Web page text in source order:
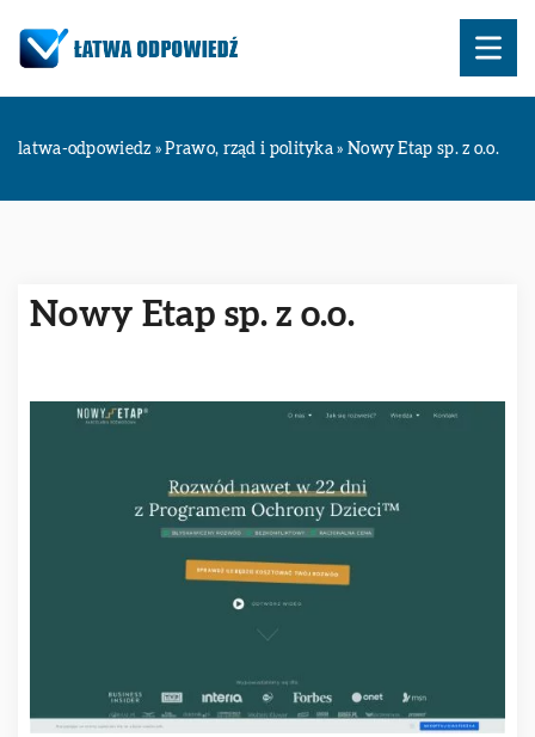
latwa-odpowiedz »Prawo, rząd i polityka » Nowy Etap sp. z o.o.
Nowy Etap sp. z o.o.